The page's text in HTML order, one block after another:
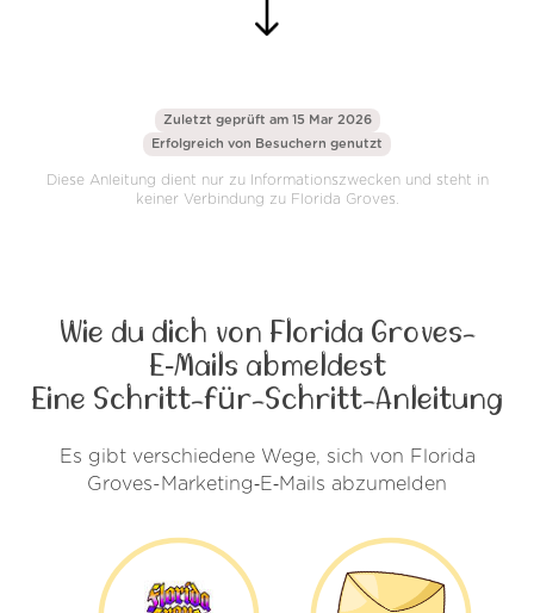
Zuletzt geprüft am 15 Mar 2026
Erfolgreich von Besuchern genutzt
Diese Anleitung dient nur zu Informationszwecken und steht in
keiner Verbindung zu Florida Groves.
Wie du dich von Florida Groves-
E‑Mails abmeldest
Eine Schritt-für-Schritt-Anleitung
Es gibt verschiedene Wege, sich von Florida
Groves-Marketing‑E‑Mails abzumelden